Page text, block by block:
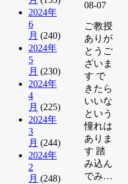
2024年
6
月 (240)
2024年
5
月 (230)
2024年
4
月 (225)
2024年
3
月 (244)
2024年
2
月 (248)
08-07
ご教授
ありが
とうご
ざいま
す で
きたら
いいな
という
憧れは
ありま
す 踏
み込ん
でみ…